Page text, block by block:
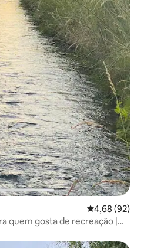
4,68 de uma
4,68 (92)
quem gosta de recreação |